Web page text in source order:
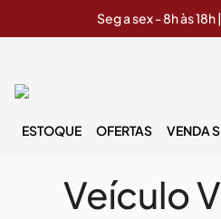
Seg a sex - 8h às 18h
ESTOQUE OFERTAS VENDA
Veículo